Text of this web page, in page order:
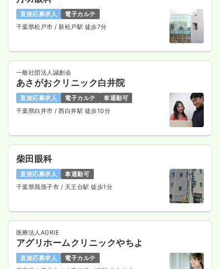
直接応募求人
電子カルテ
千葉県松戸市 / 新松戸駅 徒歩7分
一般社団法人誠創会
あさがおクリニック白井院
直接応募求人 電子カルテ
車通勤可
千葉県白井市 / 西白井駅 徒歩10分
柴田眼科
直接応募求人
車通勤可
千葉県我孫子市 / 天王台駅 徒歩1分
医療法人AGRIE
アグリホームクリニックやちよ
直接応募求人
電子カルテ